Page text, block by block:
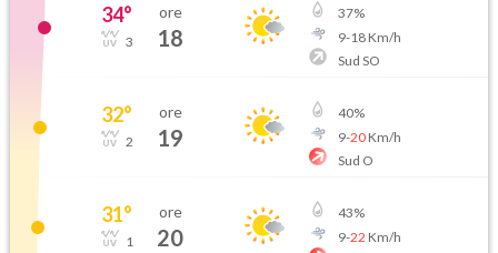
34°
3
ore
18
37%
9-18Km/h
Sud SO
32°
2
ore
19
40%
9-20Km/h
Sud O
31°
1
ore
20
43%
9-22 Km/h